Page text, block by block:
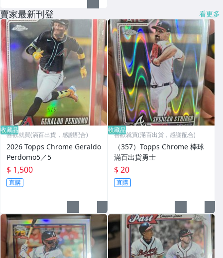
賣家最新刊登 看更多
收藏品
喜歡就買(滿百出貨，感謝配合)
2026 Topps Chrome Geraldo
Perdomo5／5
$ 1,500
直購
收藏品
喜歡就買(滿百出貨，感謝配合)
（357）Topps Chrome 棒球
滿百出貨勇士
$ 20
直購